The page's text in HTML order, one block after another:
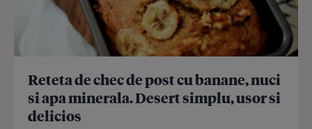
Reteta de chec de post cu banane, nuci
si apa minerala. Desert simplu, usor si
delicios